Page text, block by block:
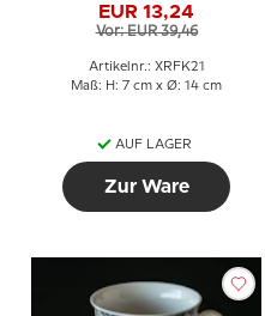
EUR 13,24
Vor: EUR 39,46
Artikelnr.: XRFK21
Maß: H: 7 cm x Ø: 14 cm
AUF LAGER
Zur Ware